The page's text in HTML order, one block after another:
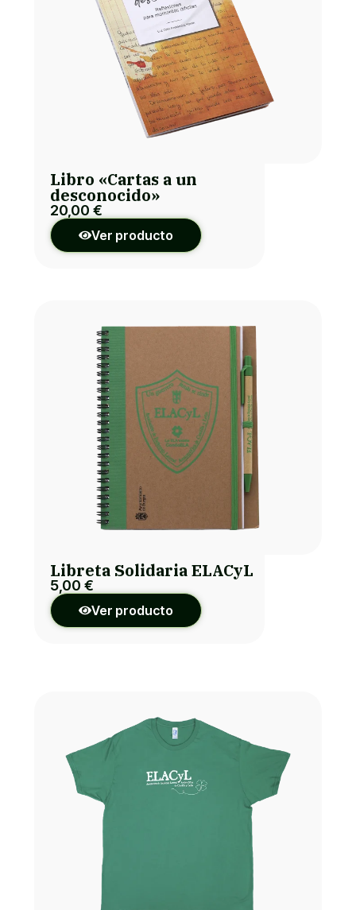
Libro «Cartas a un
desconocido»
20,00 €
Ver producto
Libreta Solidaria ELACyL
5,00 €
Ver producto